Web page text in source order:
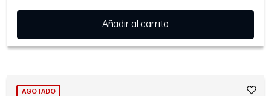
Añadir al carrito
AGOTADO